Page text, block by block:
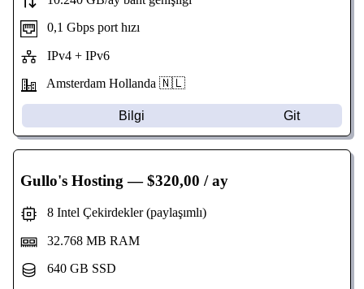
0,1 Gbps port hızı
IPv4 + IPv6
Amsterdam Hollanda 🇳🇱
Bilgi Git
Gullo's Hosting— $320,00 / ay
8 Intel Çekirdekler (paylaşımlı)
32.768 MB RAM
640 GB SSD